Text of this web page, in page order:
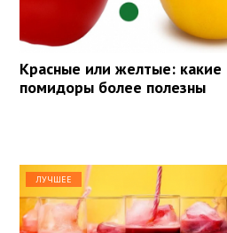
Красные или желтые: какие
помидоры более полезны
ЛУЧШЕЕ